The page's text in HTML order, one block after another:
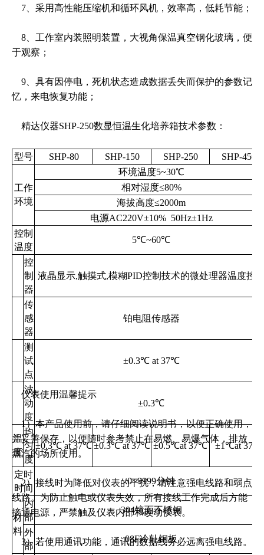
7、采用高性能压缩机和循环风机，效率高，低耗节能；
8、工作室内装照明装置，大视角保温真空钢化玻璃，便
于观察；
9、具有因停电，死机状态造成数据丢失而保护的参数记
忆，来电恢复功能；
精达仪器SHP-250数显恒温生化培养箱技术参数：
型号 SHP-80 SHP-150 SHP-250 SHP-450
工作
环境
环境温度5~30℃
相对湿度≤80%
海拔高度≤2000m
电源AC220V±10% 50Hz±1Hz
控制
温度
5℃~60℃
控
制
器
液晶显示,触摸式,模糊PID控制技术的微处理器温度控
传
感
器
铂电阻传感器
测
试
点
±0.3℃at 37℃
波
动
度
±0.3℃
温
度
均
匀
度
±0.3℃at 37℃±0.3℃at 37℃ ±0.5℃at 37℃ ±1℃at 37
定时
时间
0~9999分钟
材
料
内
部
304镜面不锈钢
外
部
08F冷轧钢板
仪表使用温馨提示
1）本产品使用前，请仔细阅读说明书，以便正确使用，
并妥善保存，以便随时参考禁止在易燃、易爆气体，排放
蒸汽的场所使用。
2）接线时为降低对仪表的干扰，请注意强电线路和弱点
线路。为防止触电或仪表失效，所有接线工作完成后方能
接通电源，严禁触及仪表内部和改动仪表。
3）若使用通讯功能，通讯的数据线务必远离强电线路。